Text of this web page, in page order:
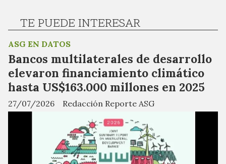
TE PUEDE INTERESAR
Bancos multilaterales de desarrollo
elevaron financiamiento climático
hasta US$163.000 millones en 2025
Redacción Reporte ASG
ASG EN DATOS
27/07/2026